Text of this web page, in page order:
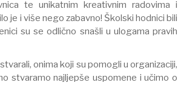
te unikatnim kreativnim radovima i
je i više nego zabavno! Školski hodnici bili
su se odlično snašli u ulogama pravih
onima koji su pomogli u organizaciji,
stvaramo najljepše uspomene i učimo o